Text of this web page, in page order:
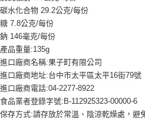
碳水化合物 29.2公克/每份
糖 7.8公克/每份
鈉 146毫克/每份
產品重量:135g
進口廠商名稱:果子町有限公司
進口廠商地址:台中市太平區太平16街79號
進口廠商電話:04-2277-8922
食品業者登錄字號:B-112925323-00000-6
保存方式:請存放於常溫、陰涼乾燥處，避